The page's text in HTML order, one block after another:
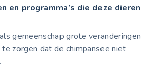
en programma’s die deze dieren
gemeenschap grote veranderingen
zorgen dat de chimpansee niet